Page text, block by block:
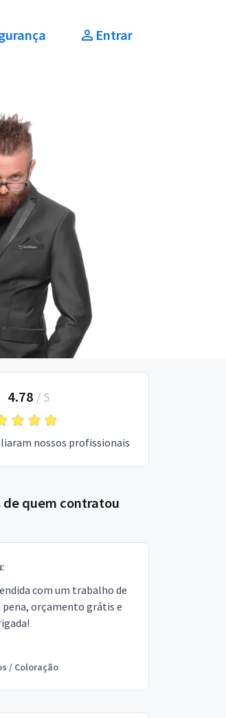
Entrar
4.78 / 5
nossos profissionais
de quem contratou
com um trabalho de
pena, orçamento grátis e
/ Coloração